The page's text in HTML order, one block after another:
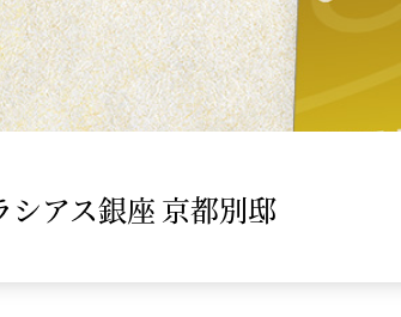
シアス銀座 京都別邸